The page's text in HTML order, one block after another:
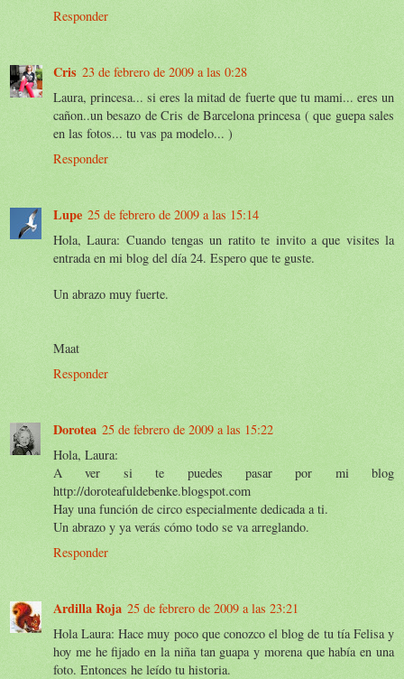
Responder
Cris 23 de febrero de 2009 a las 0:28
Laura, princesa... si eres la mitad de fuerte que tu mami... eres un
cañon..un besazo de Cris de Barcelona princesa ( que guepa sales
en las fotos... tu vas pa modelo... )
Responder
Lupe 25 de febrero de 2009 a las 15:14
Hola, Laura: Cuando tengas un ratito te invito a que visites la
entrada en mi blog del día 24. Espero que te guste.
Un abrazo muy fuerte.
Maat
Responder
Dorotea 25 de febrero de 2009 a las 15:22
Hola, Laura:
A ver si te puedes pasar por mi blog
http://doroteafuldebenke.blogspot.com
Hay una función de circo especialmente dedicada a ti.
Un abrazo y ya verás cómo todo se va arreglando.
Responder
Ardilla Roja 25 de febrero de 2009 a las 23:21
Hola Laura: Hace muy poco que conozco el blog de tu tía Felisa y
hoy me he fijado en la niña tan guapa y morena que había en una
foto. Entonces he leído tu historia.